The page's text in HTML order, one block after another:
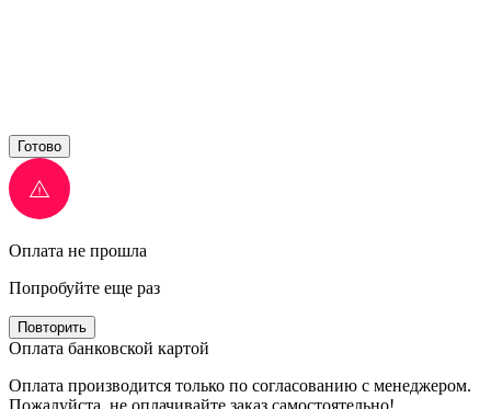
Готово
Оплата не прошла
Попробуйте еще раз
Повторить
Оплата банковской картой
Оплата производится только по согласованию с менеджером.